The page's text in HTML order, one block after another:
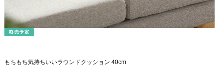
もちもち気持ちいいラウンドクッション 40cm